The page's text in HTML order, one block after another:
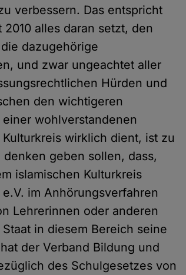
verbessern. Das entspricht
alles daran setzt, den
dazugehörige
und zwar ungeachtet aller
Hürden und
den wichtigeren
wohlverstandenen
wirklich dient, ist zu
geben sollen, dass,
islamischen Kulturkreis
im Anhörungsverfahren
Lehrerinnen oder anderen
in diesem Bereich seine
der Verband Bildung und
des Schulgesetzes von